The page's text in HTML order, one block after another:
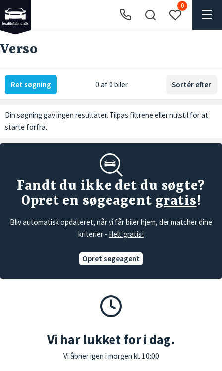
0
Verso
Ret søgning 0 af 0 biler Sortér efter
Din søgning gav ingen resultater. Tilpas filtrene ellernulstil for at
starte forfra.
Fandt du ikke det du søgte?
Opret en søgeagent gratis!
Bliv automatisk opdateret, når vi får biler hjem, der matcher dine
kriterier - Helt gratis!
Opret søgeagent
Vi har lukket for i dag.
Vi åbner igen i morgen kl. 10:00